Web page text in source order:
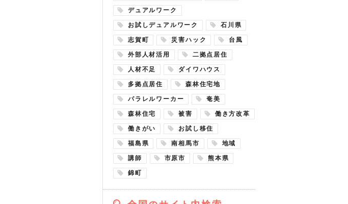
デュアルワーク
お試しデュアルワーク 石川県
志賀町 災害ハック 台風
外部人材活用 二拠点居住
人材不足 ダイワハウス
多拠点居住 森林住宅地
パラレルワーカー 奄美
森林住宅 被害 働き方改革
働きがい お試し移住
福島県 南相馬市 地域
講師 市原市 熊本県
錦町